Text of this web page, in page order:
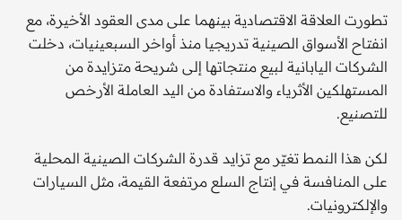
تطورت العلاقة الاقتصادية بينهما على مدى العقود الأخيرة، مع
انفتاح الأسواق الصينية تدريجيا منذ أواخر السبعينيات، دخلت
الشركات اليابانية لبيع منتجاتها إلى شريحة متزايدة من
المستهلكين الأثرياء والاستفادة من اليد العاملة الأرخص
للتصنيع.
لكن هذا النمط تغيّر مع تزايد قدرة الشركات الصينية المحلية
على المنافسة في إنتاج السلع مرتفعة القيمة، مثل السيارات
والإلكترونيات.